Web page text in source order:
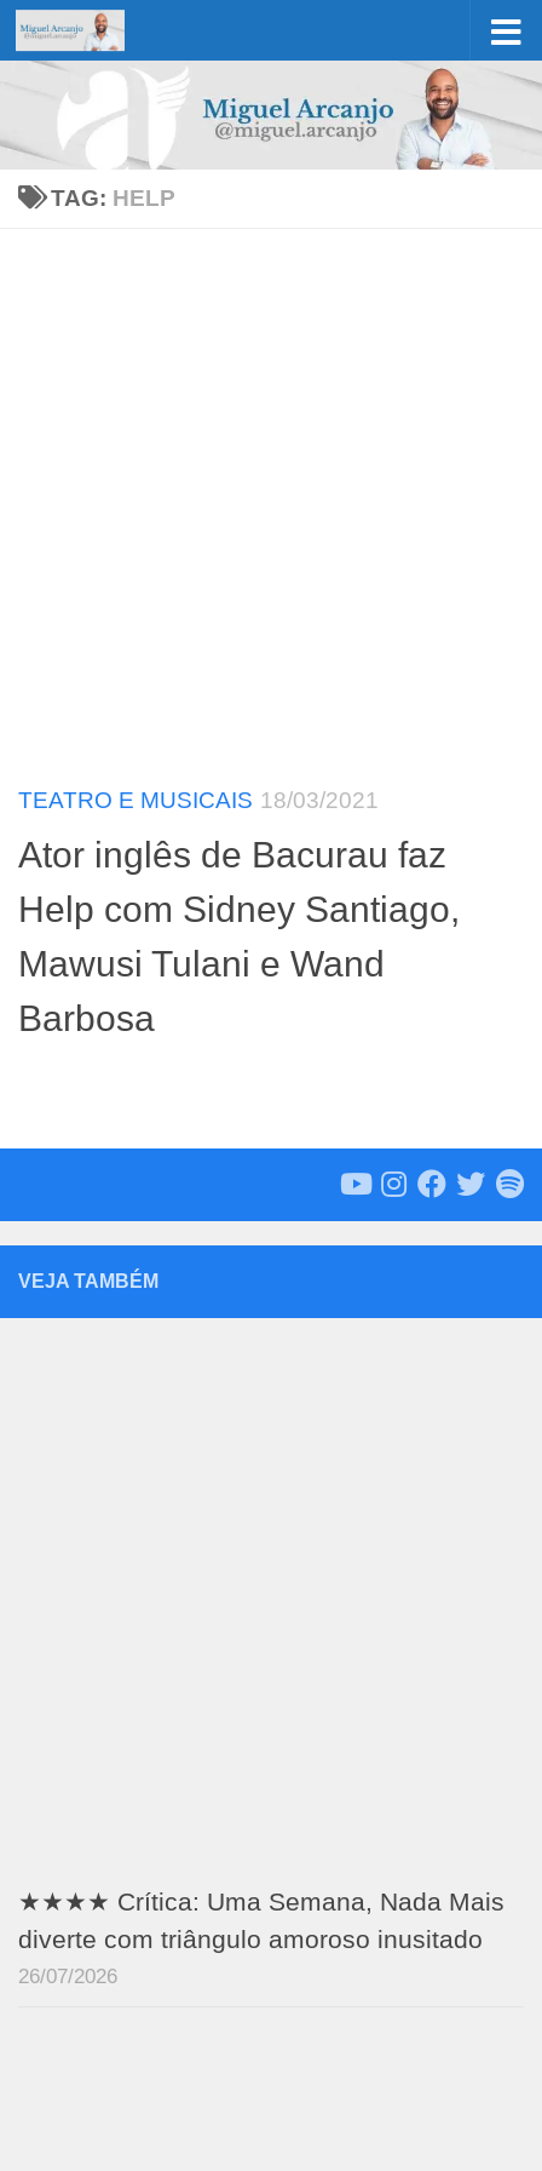
Skip to content
TAG: HELP
TEATRO E MUSICAIS 18/03/2021
Ator inglês de Bacurau faz
Help com Sidney Santiago,
Mawusi Tulani e Wand
Barbosa
VEJA TAMBÉM
★★★★ Crítica: Uma Semana, Nada Mais
diverte com triângulo amoroso inusitado
26/07/2026